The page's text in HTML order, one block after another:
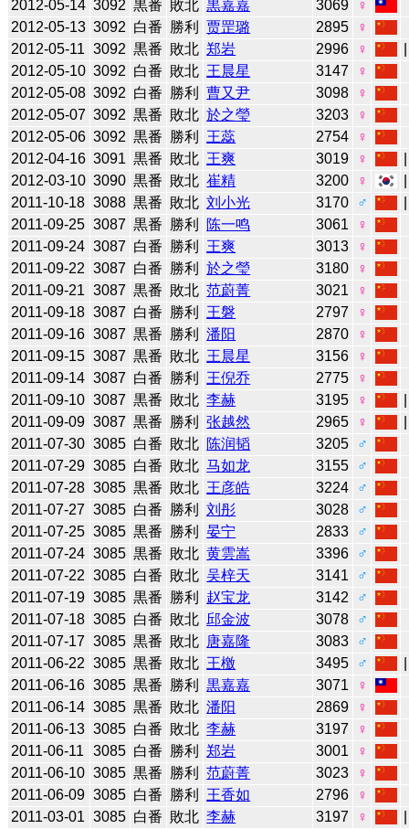
2012-05-14 3092 黒番 敗北 黒嘉嘉 3069
♀
2012-05-13 3092 白番 勝利 贾罡璐 2895
♀
2012-05-11 3092 黒番 敗北 郑岩 2996 ♀
2012-05-10 3092 白番 敗北 王晨星 3147
♀
2012-05-08 3092 白番 勝利 曹又尹 3098
♀
2012-05-07 3092 黒番 敗北 於之瑩 3203
♀
2012-05-06 3092 黒番 勝利 王蕊 2754
♀
2012-04-16 3091 黒番 敗北 王爽 3019 ♀
2012-03-10 3090 黒番 敗北 崔精 3200 ♀
2011-10-18 3088 黒番 敗北 刘小光 3170 ♂
2011-09-25 3087 黒番 勝利 陈一鸣 3061
♀
2011-09-24 3087 白番 勝利 王爽 3013
♀
2011-09-22 3087 白番 勝利 於之瑩 3180
♀
2011-09-21 3087 黒番 敗北 范蔚菁 3021
♀
2011-09-18 3087 白番 勝利 王磐 2797
♀
2011-09-16 3087 黒番 勝利 潘阳 2870
♀
2011-09-15 3087 黒番 敗北 王晨星 3156
♀
2011-09-14 3087 白番 勝利 王倪乔 2775
♀
2011-09-10 3087 黒番 敗北 李赫 3195 ♀
2011-09-09 3087 黒番 勝利 张越然 2965 ♀
2011-07-30 3085 白番 敗北 陈润韬 3205
♂
2011-07-29 3085 白番 敗北 马如龙 3155
♂
2011-07-28 3085 黒番 敗北 王彦皓 3224
♂
2011-07-27 3085 白番 勝利 刘彤 3028
♂
2011-07-25 3085 黒番 勝利 晏宁 2833
♂
2011-07-24 3085 黒番 敗北 黄雲嵩 3396
♂
2011-07-22 3085 白番 敗北 吴梓天 3141
♂
2011-07-19 3085 黒番 勝利 赵宝龙 3142
♂
2011-07-18 3085 白番 敗北 邱金波 3078
♂
2011-07-17 3085 黒番 敗北 唐嘉隆 3083
♂
2011-06-22 3085 黒番 敗北 王檄 3495 ♂
2011-06-16 3085 黒番 勝利 黒嘉嘉 3071
♀
2011-06-14 3085 黒番 敗北 潘阳 2869
♀
2011-06-13 3085 白番 敗北 李赫 3197
♀
2011-06-11
3085 白番 勝利 郑岩 3001
♀
2011-06-10 3085 黒番 勝利 范蔚菁 3023
♀
2011-06-09 3085 白番 勝利 王香如 2796
♀
2011-03-01 3085 白番 敗北 李赫 3197 ♀